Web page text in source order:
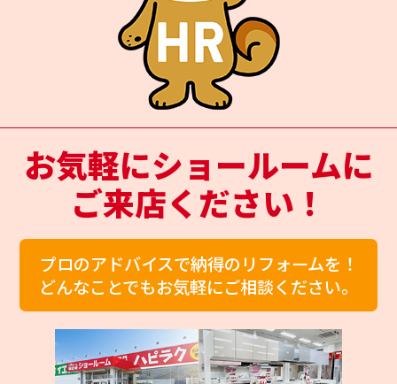
お気軽にショールームに
ご来店ください！
プロのアドバイスで納得のリフォームを！
どんなことでもお気軽にご相談ください。